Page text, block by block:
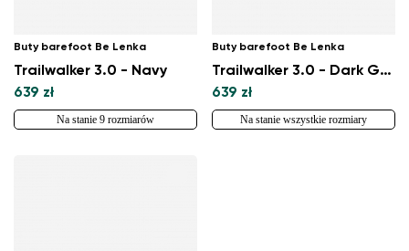
Buty barefoot Be Lenka
Trailwalker 3.0 - Navy
639 zł
Na stanie 9 rozmiarów
Buty barefoot Be Lenka
Trailwalker 3.0 - Dark Grey
639 zł
Na stanie wszystkie rozmiary